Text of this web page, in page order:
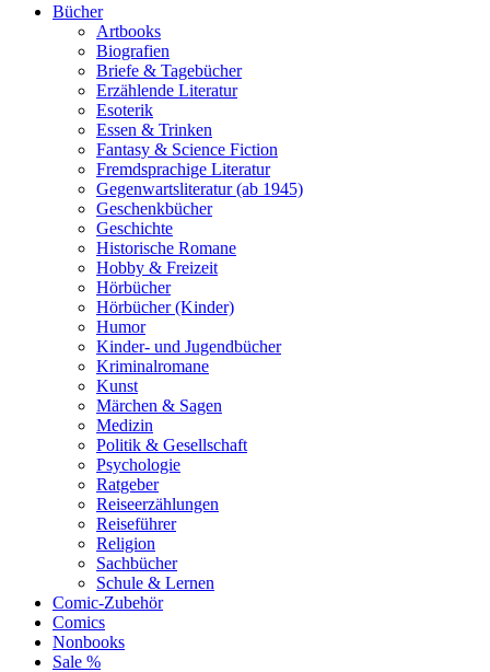
Bücher
Artbooks
Biografien
Briefe & Tagebücher
Erzählende Literatur
Esoterik
Essen & Trinken
Fantasy & Science Fiction
Fremdsprachige Literatur
Gegenwartsliteratur (ab 1945)
Geschenkbücher
Geschichte
Historische Romane
Hobby & Freizeit
Hörbücher
Hörbücher (Kinder)
Humor
Kinder- und Jugendbücher
Kriminalromane
Kunst
Märchen & Sagen
Medizin
Politik & Gesellschaft
Psychologie
Ratgeber
Reiseerzählungen
Reiseführer
Religion
Sachbücher
Schule & Lernen
Comic-Zubehör
Comics
Nonbooks
Sale %